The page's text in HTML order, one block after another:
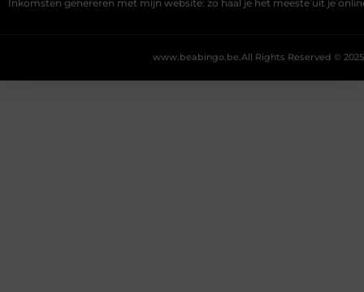
Inkomsten genereren met mijn website: zo haal je het meeste uit je
All Rights Reserved © 2025
www.beabingo.be.